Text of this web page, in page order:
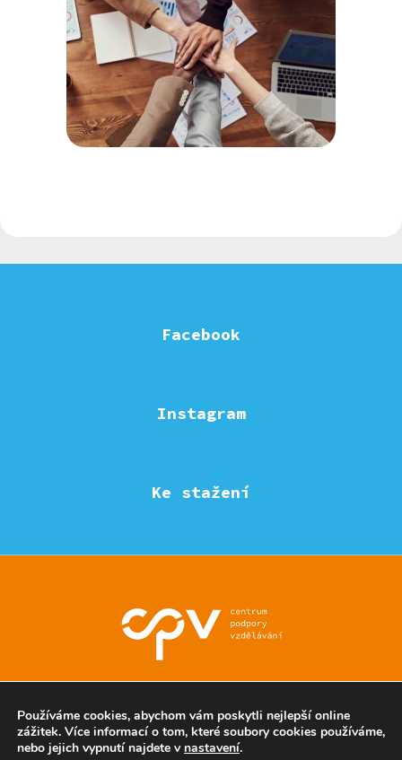
Facebook
Instagram
Ke stažení
Používáme cookies, abychom vám poskytli nejlepší online
zážitek. Více informací o tom, které soubory cookies používáme,
nebo jejich vypnutí najdete v nastavení.